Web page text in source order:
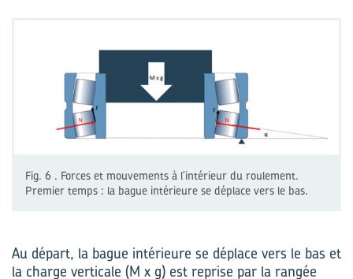
Fig. 6 . Forces et mouvements à l'intérieur du roulement.
Premier temps : la bague intérieure se déplace vers le bas.
Au départ, la bague intérieure se déplace vers le bas et
la charge verticale (M x g) est reprise par la rangée